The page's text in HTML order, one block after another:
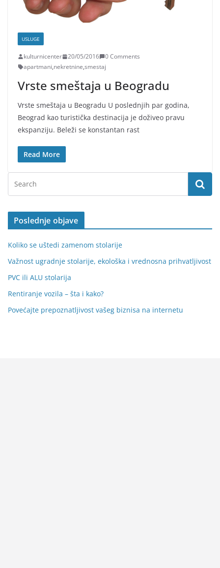
USLUGE
kulturnicenter 20/05/2016
0 Comments
apartmani,nekretnine,smestaj
Vrste smeštaja u Beogradu
Vrste smeštaja u Beogradu U poslednjih par godina,
Beograd kao turistička destinacija je doživeo pravu
ekspanziju. Beleži se konstantan rast
Read More
Poslednje objave
Koliko se uštedi zamenom stolarije
Važnost ugradnje stolarije, ekološka i vrednosna prihvatljivost
PVC ili ALU stolarija
Rentiranje vozila – šta i kako?
Povećajte prepoznatljivost vašeg biznisa na internetu